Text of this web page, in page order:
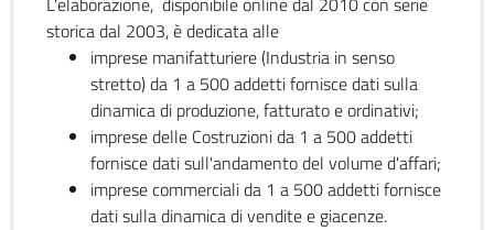
storica dal 2003, è dedicata alle
imprese manifatturiere (Industria in senso
stretto) da 1 a 500 addetti fornisce dati sulla
dinamica di produzione, fatturato e ordinativi;
imprese delle Costruzioni da 1 a 500 addetti
fornisce dati sull'andamento del volume d'affari;
imprese commerciali da 1 a 500 addetti fornisce
dati sulla dinamica di vendite e giacenze.